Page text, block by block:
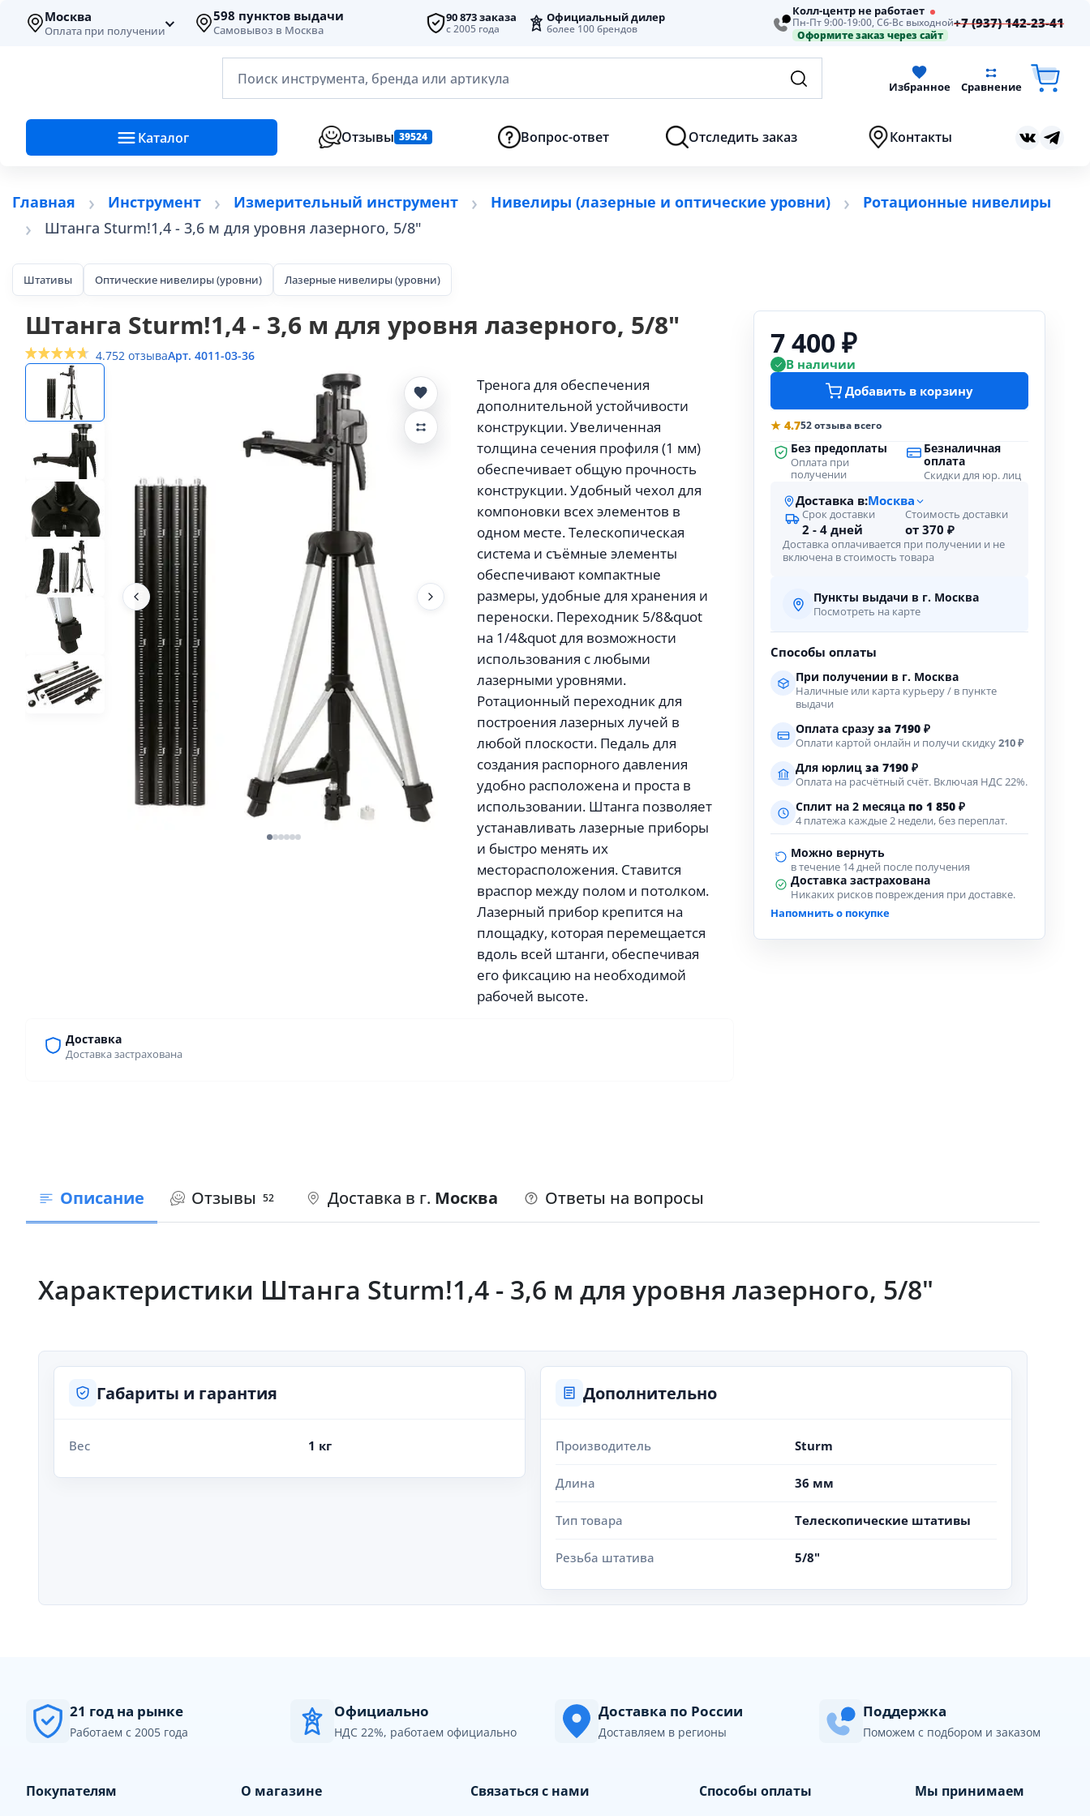
Москва
Оплата при получении
598 пунктов выдачи
Самовывоз в Москва
90 873 заказа
с 2005 года
Официальный дилер
более 100 брендов
Колл-центр не работает
Пн-Пт 9:00-19:00, Сб-Вс выходной
Оформите заказ через сайт
+7 (937) 142-23-41
Поиск инструмента, бренда или артикула Избранное Сравнение
Каталог Отзывы 39524 Вопрос-ответ Отследить заказ Контакты
Главная Инструмент Измерительный инструмент Нивелиры (лазерные и оптические уровни)
Ротационные нивелиры
Штанга Sturm!1,4 - 3,6 м для уровня лазерного, 5/8"
Штативы Оптические нивелиры (уровни) Лазерные нивелиры (уровни)
Штанга Sturm!1,4 - 3,6 м для уровня лазерного, 5/8"
4.752 отзываАрт. 4011-03-36
Тренога для обеспечения
дополнительной устойчивости
конструкции. Увеличенная
толщина сечения профиля (1 мм)
обеспечивает общую прочность
конструкции. Удобный чехол для
компоновки всех элементов в
одном меcте. Телескопическая
система и съёмные элементы
обеспечивают компактные
размеры, удобные для хранения и
переноски. Переходник 5/8&quot
на 1/4&quot для возможности
использования с любыми
лазерными уровнями.
Ротационный переходник для
построения лазерных лучей в
любой плоскости. Педаль для
создания распорного давления
удобно расположена и проста в
использовании. Штанга позволяет
устанавливать лазерные приборы
и быстро менять их
месторасположения. Ставится
враспор между полом и потолком.
Лазерный прибор крепится на
площадку, которая перемещается
вдоль всей штанги, обеспечивая
его фиксацию на необходимой
рабочей высоте.
Доставка
Доставка застрахована
7 400 ₽
В наличии
Добавить в корзину
★ 4.752 отзыва всего
Без предоплаты
Оплата при
получении
Безналичная
оплата
Скидки для юр. лиц
Доставка в:Москва
Срок доставки
2 - 4 дней
Стоимость доставки
от 370 ₽
Доставка оплачивается при получении и не
включена в стоимость товара
Пункты выдачи в г. Москва
Посмотреть на карте
Способы оплаты
При получении в г. Москва
Наличные или карта курьеру / в пункте
выдачи
Оплата сразу за 7190 ₽
Оплати картой онлайн и получи скидку210 ₽
Для юрлиц за 7190 ₽
Оплата на расчётный счёт. Включая НДС 22%.
Сплит на 2 месяца по 1 850 ₽
4 платежа каждые 2 недели, без переплат.
Можно вернуть
в течение 14 дней после получения
Доставка застрахована
Никаких рисков повреждения при доставке.
Напомнить о покупке
Описание Отзывы 52 Доставка в г. Москва Ответы на вопросы
Характеристики Штанга Sturm!1,4 - 3,6 м для уровня лазерного, 5/8"
Габариты и гарантия
Вес 1 кг
Дополнительно
Производитель Sturm
Длина 36 мм
Тип товара Телескопические штативы
Резьба штатива 5/8"
21 год на рынке
Работаем с 2005 года
Официально
НДС 22%, работаем официально
Доставка по России
Доставляем в регионы
Поддержка
Поможем с подбором и заказом
Покупателям О магазине Связаться с нами Способы оплаты Мы принимаем